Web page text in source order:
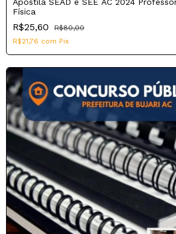
Física
R$25,60
R$80,00
R$21,76 com Pix